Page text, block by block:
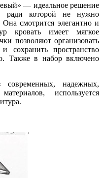
— идеальное решение
ради которой не нужно
смотрится элегантно и
кровать имеет мягкое
позволяют организовать
сохранить пространство
Также в набор включено
надежных,
используется